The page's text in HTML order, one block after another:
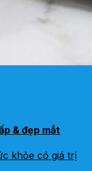
& đẹp mắt
khỏe có giá trị